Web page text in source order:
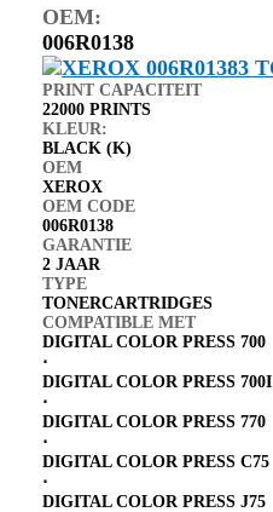
OEM:
006R0138
PRINT CAPACITEIT
22000 PRINTS
KLEUR:
BLACK (K)
OEM
XEROX
OEM CODE
006R0138
GARANTIE
2 JAAR
TYPE
TONERCARTRIDGES
COMPATIBLE MET
DIGITAL COLOR PRESS 700
⋅
DIGITAL COLOR PRESS 700I
⋅
DIGITAL COLOR PRESS 770
⋅
DIGITAL COLOR PRESS C75
⋅
DIGITAL COLOR PRESS J75